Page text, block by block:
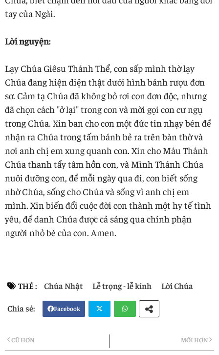
tay của Ngài.
Lời nguyện:
Lạy Chúa Giêsu Thánh Thể, con sấp mình thờ lạy
Chúa đang hiện diện thật dưới hình bánh rượu đơn
sơ. Cảm tạ Chúa đã không bỏ rơi con đơn độc, nhưng
đã chọn cách "ở lại" trong con và mời gọi con cư ngụ
trong Chúa. Xin ban cho con một đức tin nhạy bén để
nhận ra Chúa trong tấm bánh bẻ ra trên bàn thờ và
nơi anh chị em xung quanh con. Xin cho Máu Thánh
Chúa thanh tẩy tâm hồn con, và Mình Thánh Chúa
nuôi dưỡng con, để mỗi ngày qua đi, con biết sống
nhờ Chúa, sống cho Chúa và sống vì anh chị em
mình. Xin biến đổi cuộc đời con thành một hy tế tình
yêu, để danh Chúa được cả sáng qua chính phận
người nhỏ bé của con. Amen.
THẺ : Chúa Nhật Lễ trọng - lễ kính Lời Chúa
Facebook
MỚI HƠN
CŨ HƠN